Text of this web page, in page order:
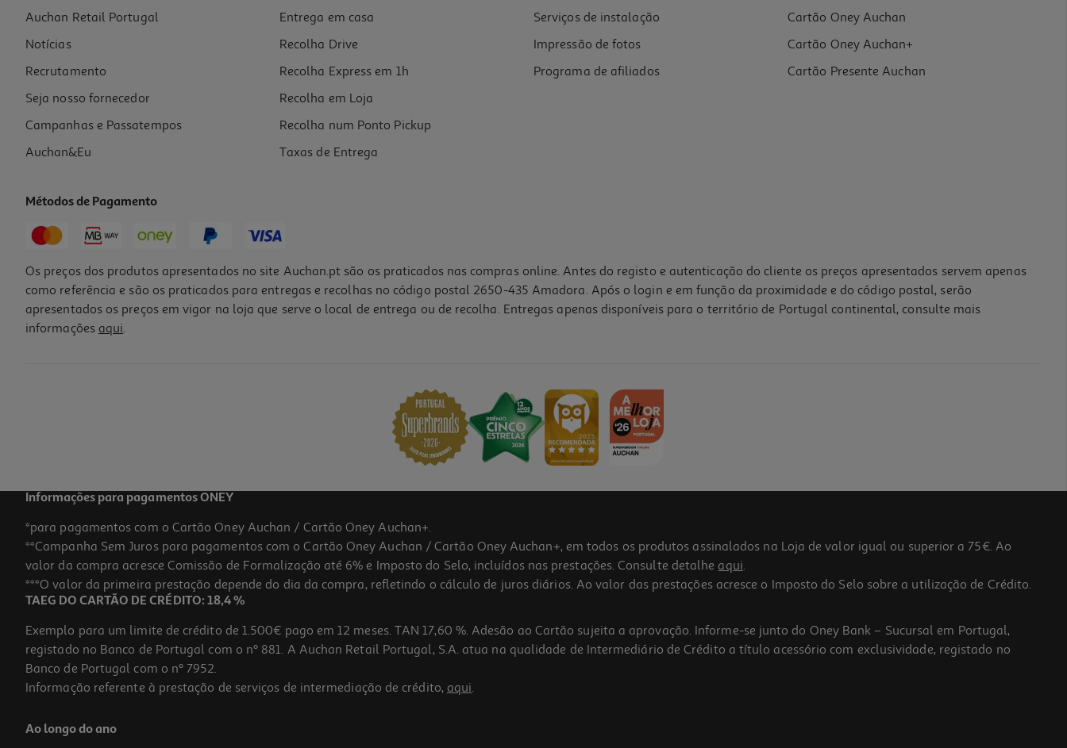
Auchan Retail Portugal
Notícias
Recrutamento
Seja nosso fornecedor
Campanhas e Passatempos
Auchan&Eu
Entrega em casa
Recolha Drive
Recolha Express em 1h
Recolha em Loja
Recolha num Ponto Pickup
Taxas de Entrega
Serviços de instalação
Impressão de fotos
Programa de afiliados
Cartão Oney Auchan
Cartão Oney Auchan+
Cartão Presente Auchan
Métodos de Pagamento
Os preços dos produtos apresentados no site Auchan.pt são os praticados nas compras online. Antes do registo e autenticação do cliente os preços apresentados servem apenas
como referência e são os praticados para entregas e recolhas no código postal 2650-435 Amadora. Após o login e em função da proximidade e do código postal, serão
apresentados os preços em vigor na loja que serve o local de entrega ou de recolha. Entregas apenas disponíveis para o território de Portugal continental, consulte mais
informações aqui.
Informações para pagamentos ONEY
*para pagamentos com o Cartão Oney Auchan / Cartão Oney Auchan+.
**Campanha Sem Juros para pagamentos com o Cartão Oney Auchan / Cartão Oney Auchan+, em todos os produtos assinalados na Loja de valor igual ou superior a 75€. Ao
valor da compra acresce Comissão de Formalização até 6% e Imposto do Selo, incluídos nas prestações. Consulte detalhe aqui.
***O valor da primeira prestação depende do dia da compra, refletindo o cálculo de juros diários. Ao valor das prestações acresce o Imposto do Selo sobre a utilização de Crédito.
TAEG DO CARTÃO DE CRÉDITO: 18,4 %
Exemplo para um limite de crédito de 1.500€ pago em 12 meses. TAN 17,60 %. Adesão ao Cartão sujeita a aprovação. Informe-se junto do Oney Bank – Sucursal em Portugal,
registado no Banco de Portugal com o nº 881. A Auchan Retail Portugal, S.A. atua na qualidade de Intermediário de Crédito a título acessório com exclusividade, registado no
Banco de Portugal com o nº 7952.
Informação referente à prestação de serviços de intermediação de crédito, aqui.
Ao longo do ano